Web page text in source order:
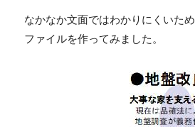
なかなか文面ではわかりにくいため
ファイルを作ってみました。